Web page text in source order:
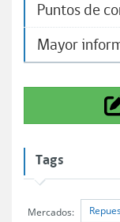
Puntos de
Mayor
Tags
Mercados: